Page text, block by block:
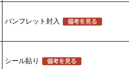
パンフレット封入
シール貼り